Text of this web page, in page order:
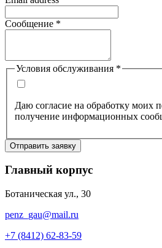
Сообщение *
Условия обслуживания *
Даю согласие на обработку моих
получение информационных
Отправить заявку
Главный корпус
Ботаническая ул., 30
penz_gau@mail.ru
+7 (8412) 62-83-59